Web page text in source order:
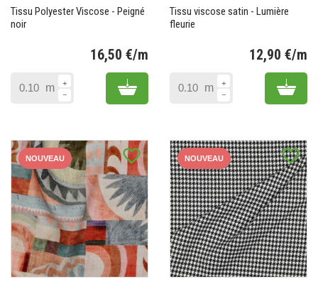
Tissu Polyester Viscose - Peigné
noir
16,50 €/m
m Add to cart
Tissu viscose satin - Lumière
fleurie
12,90 €/m
m Add
favorite_border
NOUVEAU favorite_border
NOUVEAU